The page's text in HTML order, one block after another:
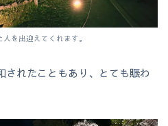
を出迎えてくれます。
されたこともあり、とても賑わ